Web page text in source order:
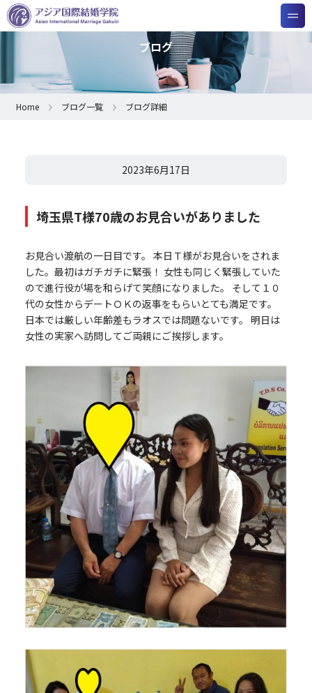
ブログ
Home ブログ一覧 ブログ詳細
2023年6月17日
埼玉県T様70歳のお見合いがありました
お見合い渡航の一日目です。 本日Ｔ様がお見合いをされま
した。最初はガチガチに緊張！ 女性も同じく緊張していた
ので進行役が場を和らげて笑顔になりました。 そして１０
代の女性からデートＯＫの返事をもらいとても満足です。
日本では厳しい年齢差もラオスでは問題ないです。 明日は
女性の実家へ訪問してご両親にご挨拶します。